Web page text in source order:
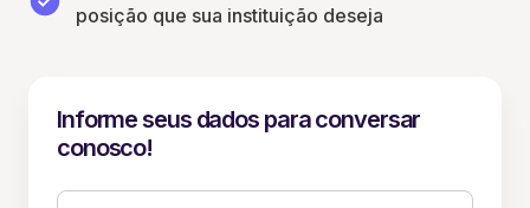
posição que sua instituição deseja
Informe seus dados para conversar
conosco!